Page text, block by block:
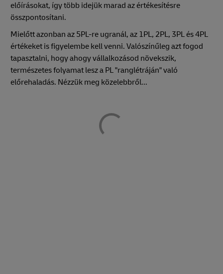
előírásokat, így több idejük marad az értékesítésre
összpontosítani.
Mielőtt azonban az 5PL-re ugranál, az 1PL, 2PL, 3PL és 4PL
értékeket is figyelembe kell venni. Valószínűleg azt fogod
tapasztalni, hogy ahogy vállalkozásod növekszik,
természetes folyamat lesz a PL "ranglétráján" való
előrehaladás. Nézzük meg közelebbről...